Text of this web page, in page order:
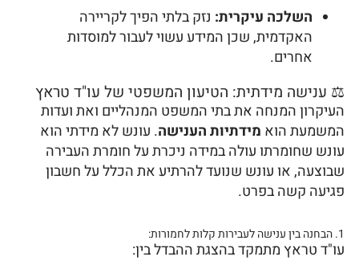
השלכה עיקרית: נזק בלתי הפיך לקריירה
האקדמית, שכן המידע עשוי לעבור למוסדות
אחרים.
⚖️ ענישה מידתית: הטיעון המשפטי של עו"ד טראץ
העיקרון המנחה את בתי המשפט המנהליים ואת ועדות
המשמעת הוא מידתיות הענישה. עונש לא מידתי הוא
עונש שחומרתו עולה במידה ניכרת על חומרת העבירה
שבוצעה, או עונש שנועד להרתיע את הכלל על חשבון
פגיעה קשה בפרט.
1. הבחנה בין ענישה לעבירות קלות לחמורות:
עו"ד טראץ מתמקד בהצגת ההבדל בין: